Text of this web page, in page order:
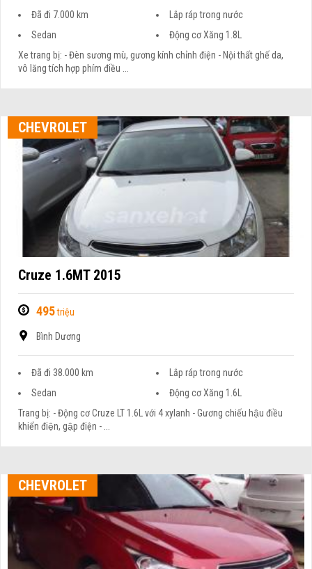
Đã đi 7.000 km
Lắp ráp trong nước
Sedan
Động cơ Xăng 1.8L
Xe trang bị: - Đèn sương mù, gương kính chỉnh điện - Nội thất ghế da,
vô lăng tích hợp phím điều ...
CHEVROLET
Cruze 1.6MT 2015
495triệu
Bình Dương
Đã đi 38.000 km
Lắp ráp trong nước
Sedan
Động cơ Xăng 1.6L
Trang bị: - Động cơ Cruze LT 1.6L với 4 xylanh - Gương chiếu hậu điều
khiển điện, gập điện - ...
CHEVROLET